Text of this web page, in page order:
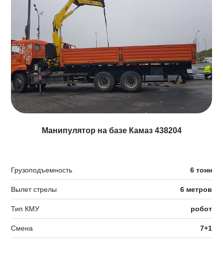
Манипулятор на базе Камаз 438204
Грузоподъемность 6 тонн
Вылет стрелы 6 метров
Тип КМУ робот
Смена 7+1